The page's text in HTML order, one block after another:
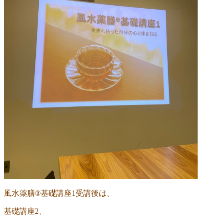
風水薬膳®︎基礎講座1 受講後は、
基礎講座2